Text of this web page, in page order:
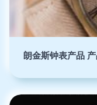
朗金斯钟表产品